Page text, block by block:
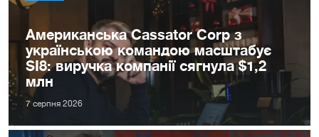
Американська Cassator Corp з
українською командою масштабує
SI8: виручка компанії сягнула $1,2
млн
7 серпня 2026